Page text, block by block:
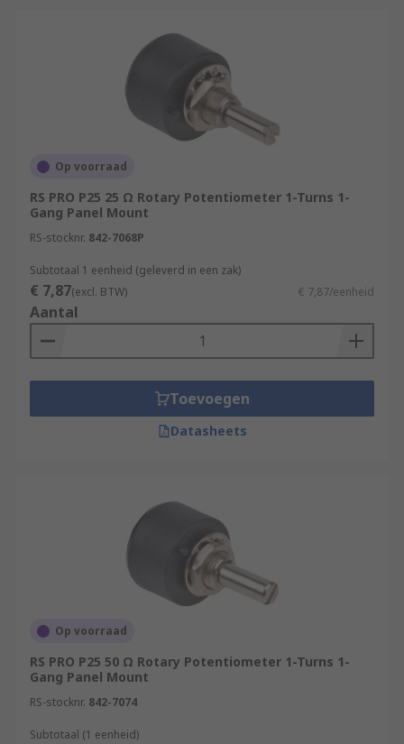
Op voorraad
RS PRO P25 25 Ω Rotary Potentiometer 1-Turns 1-
Gang Panel Mount
RS-stocknr. 842-7068P
Subtotaal 1 eenheid (geleverd in een zak)
€ 7,87(excl. BTW) € 7,87/eenheid
Aantal
Toevoegen
Datasheets
Op voorraad
RS PRO P25 50 Ω Rotary Potentiometer 1-Turns 1-
Gang Panel Mount
RS-stocknr. 842-7074
Subtotaal (1 eenheid)